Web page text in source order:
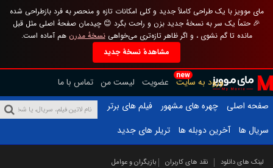
مای موویز با یک طراحی کاملاً جدید و کلی امکانات تازه و منحصر به فرد بازطراحی شده
🎉 حتماً یک سر به نسخهٔ جدید بزن و راحت بگرد 😊 چیدمان صفحهٔ اصلی مثل قبل
مانده تا گم نشوی ، و اگر ظاهر تازه‌تری می‌خواهینسخهٔ مدرن هم آماده است.
مشاهدهٔ نسخهٔ جدید
new
ورود به سایت عضویت لیست من تماس با ما
صفحه اصلی
چهره های مشهور
فیلم های برتر
سریال ها
آخرین دوبله ها تریلر های جدید
لینک های دانلود نقد های کاربران بازیگران و عوامل